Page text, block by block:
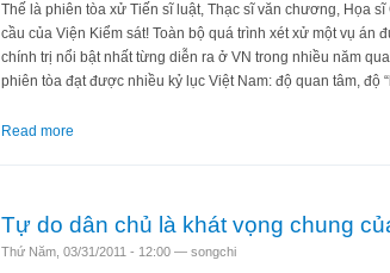
Thế là phiên tòa xử Tiến sĩ luật, Thạc sĩ văn chương, Họa
cầu của Viện Kiểm sát! Toàn bộ quá trình xét xử một vụ án
chính trị nổi bật nhất từng diễn ra ở VN trong nhiều năm
phiên tòa đạt được nhiều kỷ lục Việt Nam: độ quan tâm, độ
Read more
Tự do dân chủ là khát vọng chung
Thứ Năm, 03/31/2011 - 12:00 — songchi